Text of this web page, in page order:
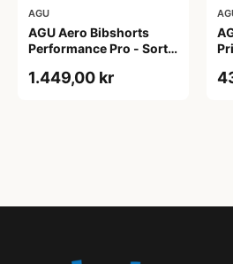
AGU
AGU Aero Bibshorts
Performance Pro - Sort -
1.449,00 kr